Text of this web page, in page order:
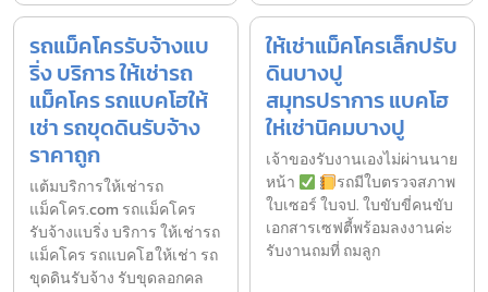
รถแม็คโครรับจ้างแบ
ริ่ง บริการ ให้เช่ารถ
แม็คโคร รถแบคโฮให้
เช่า รถขุดดินรับจ้าง
ราคาถูก
แต้มบริการให้เช่ารถ
แม็คโคร.com รถแม็คโคร
รับจ้างแบริ่ง บริการ ให้เช่ารถ
แม็คโคร รถแบคโฮให้เช่า รถ
ขุดดินรับจ้าง รับขุดลอกคล
ให้เช่าแม็คโครเล็กปรับ
ดินบางปู
สมุทรปราการ แบคโฮ
ให่เช่านิคมบางปู
เจ้าของรับงานเองไม่ผ่านนาย
หน้า
รถมีใบตรวจสภาพ
ใบเซอร์ ใบจป. ใบขับขี่คนขับ
เอกสารเซฟตี้พร้อมลงงานค่ะ
รับงานถมที่ ถมลูก